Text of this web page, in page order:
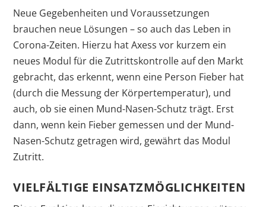
Neue Gegebenheiten und Voraussetzungen
brauchen neue Lösungen – so auch das Leben in
Corona-Zeiten. Hierzu hat Axess vor kurzem ein
neues Modul für die Zutrittskontrolle auf den Markt
gebracht, das erkennt, wenn eine Person Fieber hat
(durch die Messung der Körpertemperatur), und
auch, ob sie einen Mund-Nasen-Schutz trägt. Erst
dann, wenn kein Fieber gemessen und der Mund-
Nasen-Schutz getragen wird, gewährt das Modul
Zutritt.
VIELFÄLTIGE EINSATZMÖGLICHKEITEN